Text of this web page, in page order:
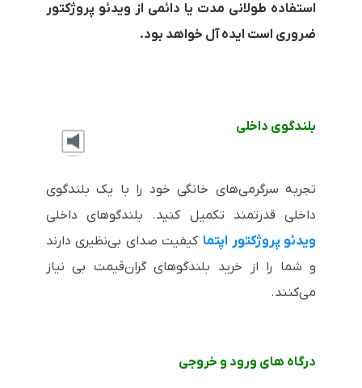
استفاده طولانی مدت یا دائمی از ویدئو پروژکتور
ضروری است ایده آل خواهد بود.
بلندگوی داخلی
تجربه سرگرمی‌های خانگی خود را با یک بلندگوی
داخلی قدرتمند تکمیل کنید. بلندگوهای داخلی
ویدئو پروژکتور اپتما کیفیت صدای بی‌نظیری دارند
و شما را از خرید بلندگوهای گران‌قیمت بی نیاز
می‌کنند.
درگاه های ورود و خروجی